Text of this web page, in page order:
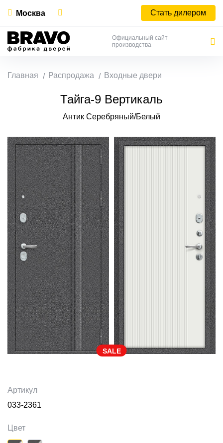
Москва Стать дилером
Официальный сайт
производства
Главная Распродажа Входные двери
Тайга-9 Вертикаль
Антик Серебряный/Белый
SALE
Артикул
033-2361
Цвет